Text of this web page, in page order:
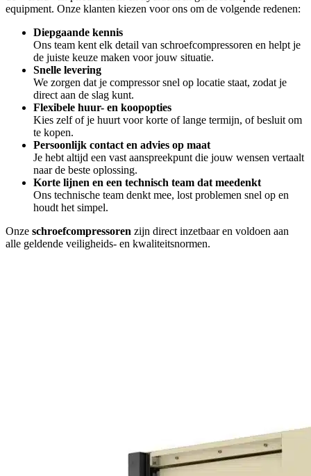
equipment. Onze klanten kiezen voor ons om de volgende redenen:
Diepgaande kennis
Ons team kent elk detail van schroefcompressoren en helpt je
de juiste keuze maken voor jouw situatie.
Snelle levering
We zorgen dat je compressor snel op locatie staat, zodat je
direct aan de slag kunt.
Flexibele huur- en koopopties
Kies zelf of je huurt voor korte of lange termijn, of besluit om
te kopen.
Persoonlijk contact en advies op maat
Je hebt altijd een vast aanspreekpunt die jouw wensen vertaalt
naar de beste oplossing.
Korte lijnen en een technisch team dat meedenkt
Ons technische team denkt mee, lost problemen snel op en
houdt het simpel.
Onze schroefcompressoren zijn direct inzetbaar en voldoen aan
alle geldende veiligheids- en kwaliteitsnormen.